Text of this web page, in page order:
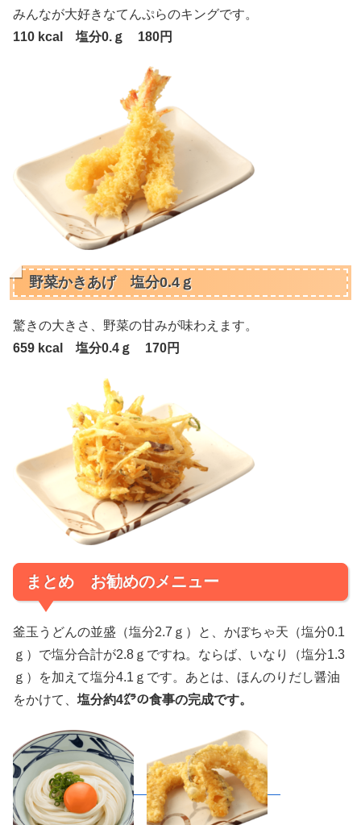
みんなが大好きなてんぷらのキングです。
110 kcal 塩分0.ｇ 180円
野菜かきあげ 塩分0.4ｇ
驚きの大きさ、野菜の甘みが味わえます。
659 kcal 塩分0.4ｇ 170円
まとめ お勧めのメニュー
釜玉うどんの並盛（塩分2.7ｇ）と、かぼちゃ天（塩分0.1
ｇ）で塩分合計が2.8ｇですね。ならば、いなり（塩分1.3
ｇ）を加えて塩分4.1ｇです。あとは、ほんのりだし醤油
をかけて、 塩分約4㌘の食事の完成です。